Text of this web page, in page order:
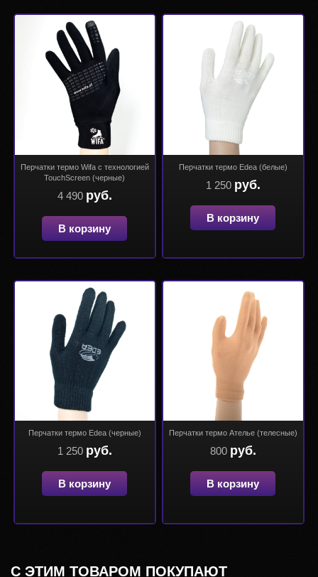
Перчатки термо Wifa с технологией
TouchScreen (черные)
4 490 руб.
В корзину
Перчатки термо Edea (белые)
1 250 руб.
В корзину
Перчатки термо Edea (черные)
1 250 руб.
В корзину
Перчатки термо Ателье (телесные)
800 руб.
В корзину
С ЭТИМ ТОВАРОМ ПОКУПАЮТ